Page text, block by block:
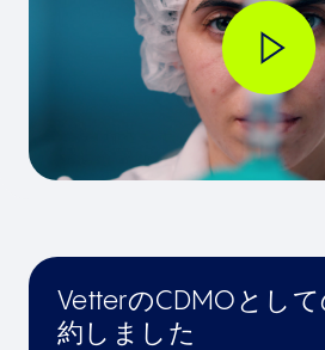
VetterのCDMOとし
約しました